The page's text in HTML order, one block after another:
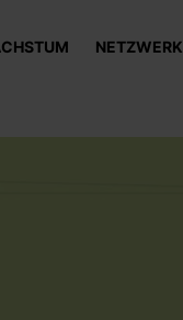
NETZWERK